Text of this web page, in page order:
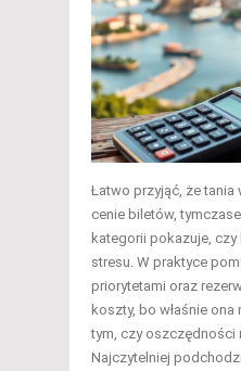
Łatwo przyjąć, że tania
cenie biletów,
kategorii pokazuje,
stresu. W praktyce
priorytetami oraz
koszty, bo właśnie
tym, czy oszczędności
Najczytelniej